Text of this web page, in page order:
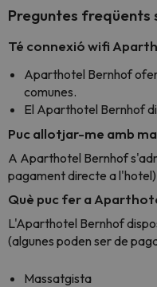
Preguntes
Té connexió wifi
Aparthotel Bernhof
comunes.
El Aparthotel Bernhof
Puc allotjar-me amb
A Aparthotel Bernhof
pagament directe a
Què puc fer a
L'Aparthotel Bernhof
(algunes poden ser de
Massatgista